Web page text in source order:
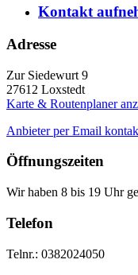
Kontakt
Adresse
Zur Siedewurt 9
27612 Loxstedt
Karte & Routenplaner
Anbieter per Email
Öffnungszeiten
Wir haben 8 bis 19 Uhr
Telefon
Telnr.: 0382024050